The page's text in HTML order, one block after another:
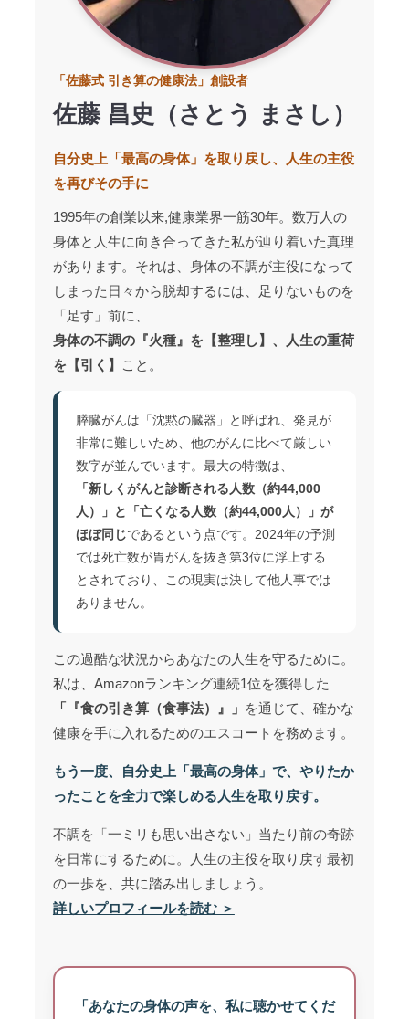
「佐藤式 引き算の健康法」創設者
佐藤 昌史（さとう まさし）
自分史上「最高の身体」を取り戻し、人生の主役
を再びその手に
1995年の創業以来,健康業界一筋30年。数万人の
身体と人生に向き合ってきた私が辿り着いた真理
があります。それは、身体の不調が主役になって
しまった日々から脱却するには、足りないものを
「足す」前に、
身体の不調の『火種』を【整理し】、人生の重荷
を【引く】
こと。
膵臓がんは「沈黙の臓器」と呼ばれ、発見が
非常に難しいため、他のがんに比べて厳しい
数字が並んでいます。最大の特徴は、
「新しくがんと診断される人数（約44,000
人）」と「亡くなる人数（約44,000人）」が
ほぼ同じであるという点です。2024年の予測
では死亡数が胃がんを抜き第3位に浮上する
とされており、この現実は決して他人事では
ありません。
この過酷な状況からあなたの人生を守るために。
私は、Amazonランキング連続1位を獲得した
「『食の引き算（食事法）』」 を通じて、確かな
健康を手に入れるためのエスコートを務めます。
もう一度、自分史上「最高の身体」で、やりたか
ったことを全力で楽しめる人生を取り戻す。
不調を「一ミリも思い出さない」当たり前の奇跡
を日常にするために。人生の主役を取り戻す最初
の一歩を、共に踏み出しましょう。
詳しいプロフィールを読む ＞
「あなたの身体の声を、私に聴かせてくだ